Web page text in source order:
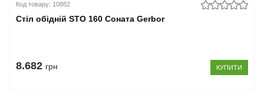
Код товару: 10882
Стіл обідній STO 160 Соната Gerbor
8.682 грн КУПИТИ